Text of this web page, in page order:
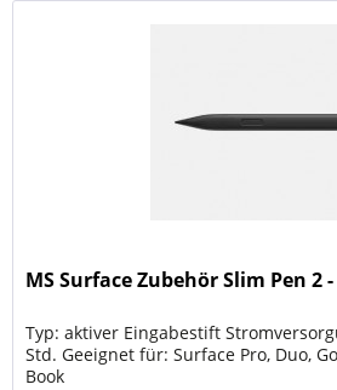
MS Surface Zubehör Slim Pen
Typ: aktiver Eingabestift
Std. Geeignet für: Surface Pro, Duo,
Book